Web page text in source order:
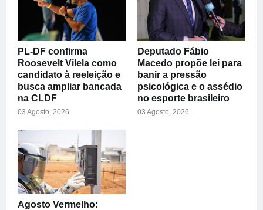
PL-DF confirma
Roosevelt Vilela como
candidato à reeleição e
busca ampliar bancada
na CLDF
03 Agosto, 2026
Deputado Fábio
Macedo propõe lei para
banir a pressão
psicológica e o assédio
no esporte brasileiro
03 Agosto, 2026
Agosto Vermelho: